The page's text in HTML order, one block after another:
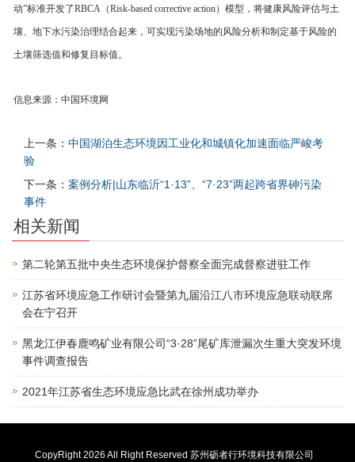
动”标准开发了RBCA（Risk-based corrective action）模型，将健康风险评估与土
壤、地下水污染治理结合起来，可实现污染场地的风险分析和制定基于风险的
土壤筛选值和修复目标值。
信息来源：中国环境网
上一条： 中国湖泊生态环境因工业化和城镇化加速面临严峻考
验
下一条： 案例分析|山东临沂“1·13”、“7·23”两起跨省界砷污染
事件
相关新闻
第二轮第五批中央生态环境保护督察全面完成督察进驻工作
江苏省环境应急工作研讨会暨第九届沿江八市环境应急联动联席
会在宁召开
黑龙江伊春鹿鸣矿业有限公司“3·28”尾矿库泄漏次生重大突发环境
事件调查报告
2021年江苏省生态环境应急比武在徐州成功举办
CopyRight2026 All Right Reserved 苏州砺者行环境科技有限公司